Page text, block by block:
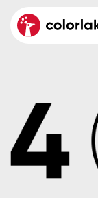
Aktuality
Reference
O
Dřevo